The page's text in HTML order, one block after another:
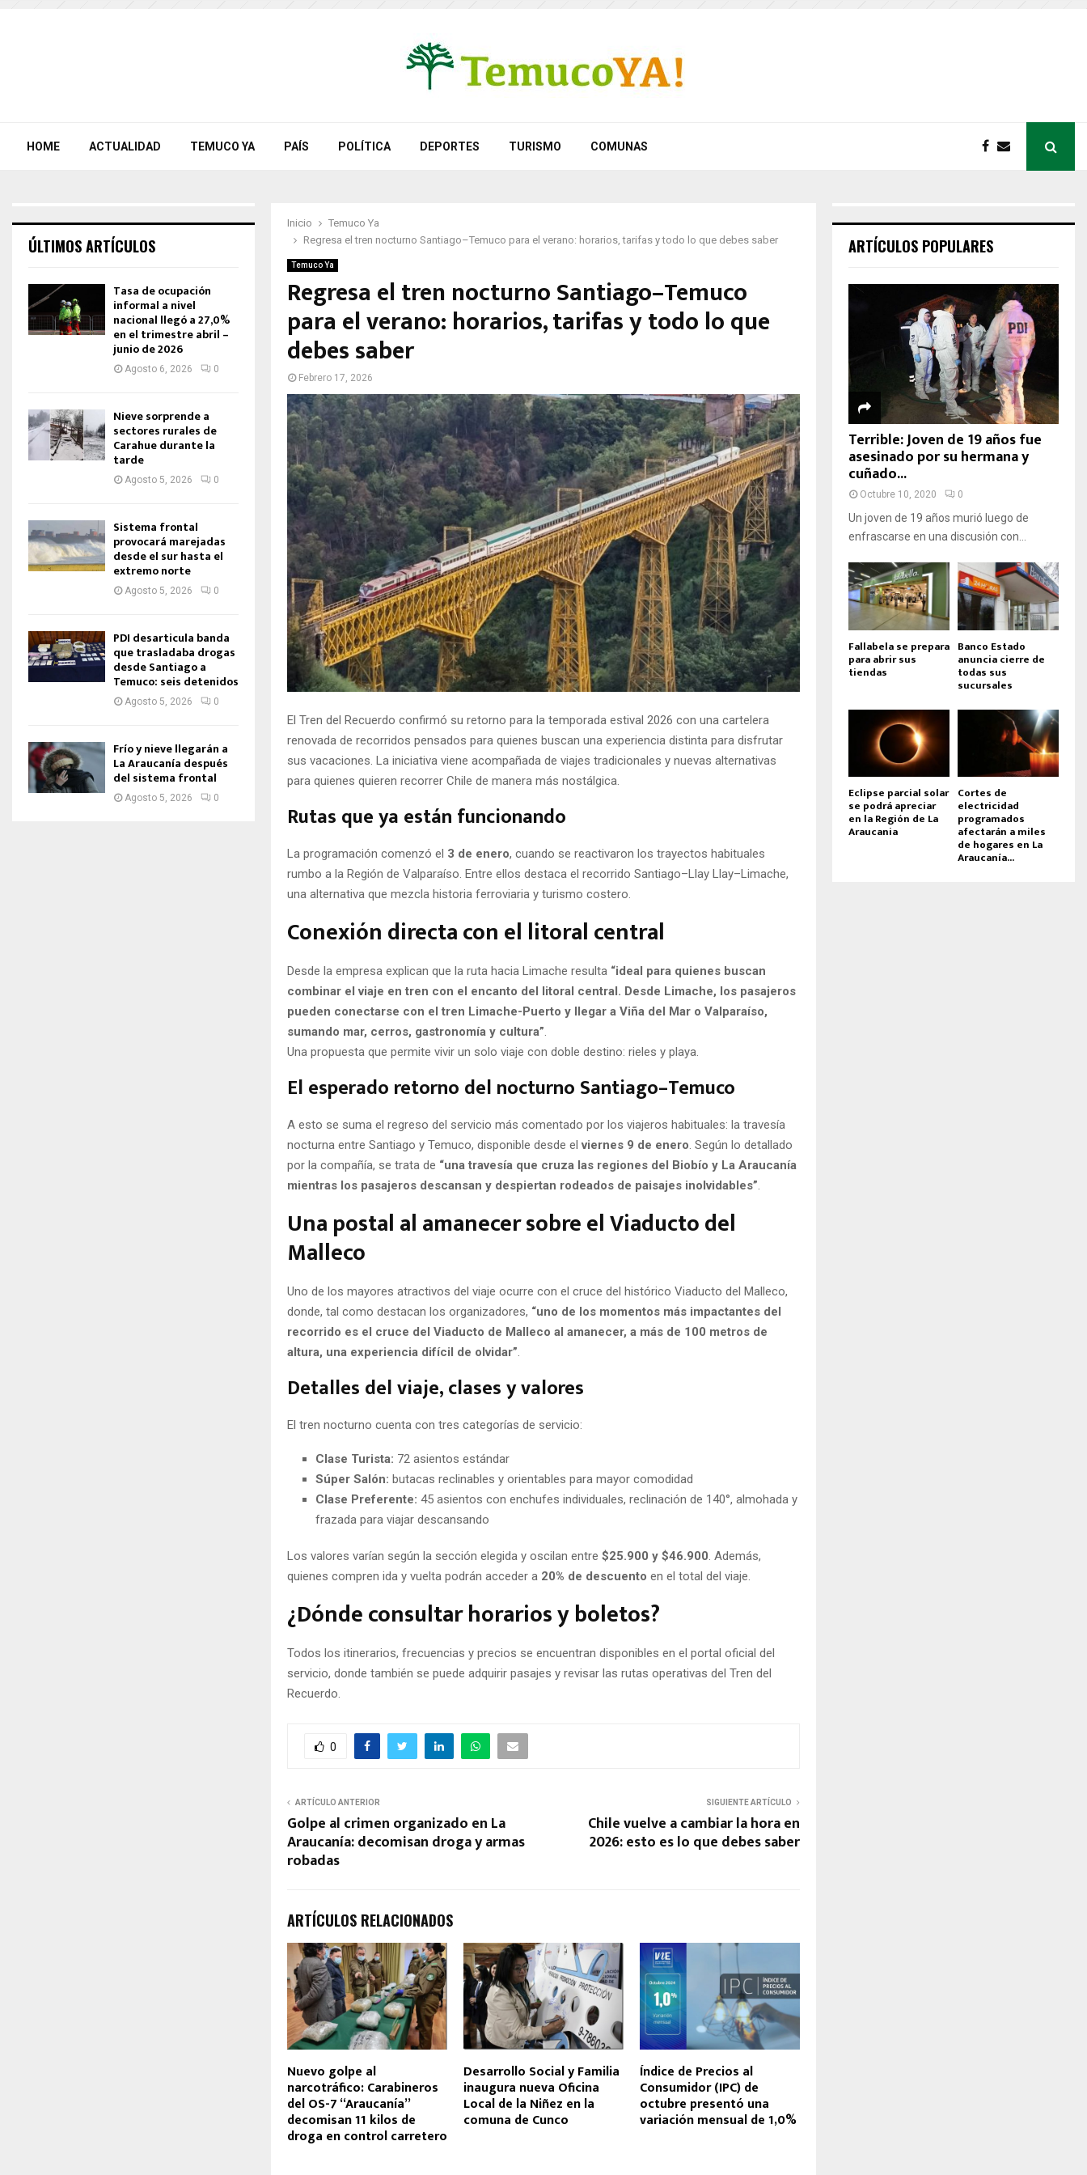
HOME ACTUALIDAD TEMUCO YA PAÍS POLÍTICA DEPORTES TURISMO COMUNAS
Inicio
Temuco Ya
Regresa el tren nocturno Santiago–Temuco para el verano: horarios, tarifas y todo lo que debes saber
Temuco Ya
Regresa el tren nocturno Santiago–Temuco
para el verano: horarios, tarifas y todo lo que
debes saber
Febrero 17, 2026
El Tren del Recuerdo confirmó su retorno para la temporada estival 2026 con una cartelera
renovada de recorridos pensados para quienes buscan una experiencia distinta para disfrutar
sus vacaciones. La iniciativa viene acompañada de viajes tradicionales y nuevas alternativas
para quienes quieren recorrer Chile de manera más nostálgica.
Rutas que ya están funcionando
La programación comenzó el 3 de enero, cuando se reactivaron los trayectos habituales
rumbo a la Región de Valparaíso. Entre ellos destaca el recorrido Santiago–Llay Llay–Limache,
una alternativa que mezcla historia ferroviaria y turismo costero.
Conexión directa con el litoral central
Desde la empresa explican que la ruta hacia Limache resulta “ideal para quienes buscan
combinar el viaje en tren con el encanto del litoral central. Desde Limache, los pasajeros
pueden conectarse con el tren Limache-Puerto y llegar a Viña del Mar o Valparaíso,
sumando mar, cerros, gastronomía y cultura”.
Una propuesta que permite vivir un solo viaje con doble destino: rieles y playa.
El esperado retorno del nocturno Santiago–Temuco
A esto se suma el regreso del servicio más comentado por los viajeros habituales: la travesía
nocturna entre Santiago y Temuco, disponible desde elviernes 9 de enero. Según lo detallado
por la compañía, se trata de “una travesía que cruza las regiones del Biobío y La Araucanía
mientras los pasajeros descansan y despiertan rodeados de paisajes inolvidables”.
Una postal al amanecer sobre el Viaducto del
Malleco
Uno de los mayores atractivos del viaje ocurre con el cruce del histórico Viaducto del Malleco,
donde, tal como destacan los organizadores, “uno de los momentos más impactantes del
recorrido es el cruce del Viaducto de Malleco al amanecer, a más de 100 metros de
altura, una experiencia difícil de olvidar”.
Detalles del viaje, clases y valores
El tren nocturno cuenta con tres categorías de servicio:
Clase Turista: 72 asientos estándar
Súper Salón: butacas reclinables y orientables para mayor comodidad
Clase Preferente: 45 asientos con enchufes individuales, reclinación de 140°, almohada y
frazada para viajar descansando
Los valores varían según la sección elegida y oscilan entre $25.900 y $46.900. Además,
quienes compren ida y vuelta podrán acceder a 20% de descuento en el total del viaje.
¿Dónde consultar horarios y boletos?
Todos los itinerarios, frecuencias y precios se encuentran disponibles en el portal oficial del
servicio, donde también se puede adquirir pasajes y revisar las rutas operativas del Tren del
Recuerdo.
0
ARTÍCULO ANTERIOR
Golpe al crimen organizado en La
Araucanía: decomisan droga y armas
robadas
SIGUIENTE ARTÍCULO
Chile vuelve a cambiar la hora en
2026: esto es lo que debes saber
ARTÍCULOS RELACIONADOS
Nuevo golpe al
narcotráfico: Carabineros
del OS-7 “Araucanía”
decomisan 11 kilos de
droga en control carretero
Desarrollo Social y Familia
inaugura nueva Oficina
Local de la Niñez en la
comuna de Cunco
Índice de Precios al
Consumidor (IPC) de
octubre presentó una
variación mensual de 1,0%
ÚLTIMOS ARTÍCULOS
Tasa de ocupación
informal a nivel
nacional llegó a 27,0%
en el trimestre abril –
junio de 2026
Agosto 6, 2026 0
Nieve sorprende a
sectores rurales de
Carahue durante la
tarde
Agosto 5, 2026 0
Sistema frontal
provocará marejadas
desde el sur hasta el
extremo norte
Agosto 5, 2026 0
PDI desarticula banda
que trasladaba drogas
desde Santiago a
Temuco: seis detenidos
Agosto 5, 2026 0
Frío y nieve llegarán a
La Araucanía después
del sistema frontal
Agosto 5, 2026 0
ARTÍCULOS POPULARES
Terrible: Joven de 19 años fue
asesinado por su hermana y
cuñado...
Octubre 10, 2020 0
Un joven de 19 años murió luego de
enfrascarse en una discusión con...
Fallabela se prepara
para abrir sus
tiendas
Banco Estado
anuncia cierre de
todas sus
sucursales
Eclipse parcial solar
se podrá apreciar
en la Región de La
Araucania
Cortes de
electricidad
programados
afectarán a miles
de hogares en La
Araucanía...